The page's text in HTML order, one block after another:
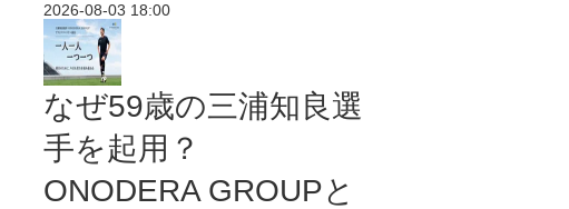
2026-08-03 18:00
なぜ59歳の三浦知良選
手を起用？
ONODERA GROUPと